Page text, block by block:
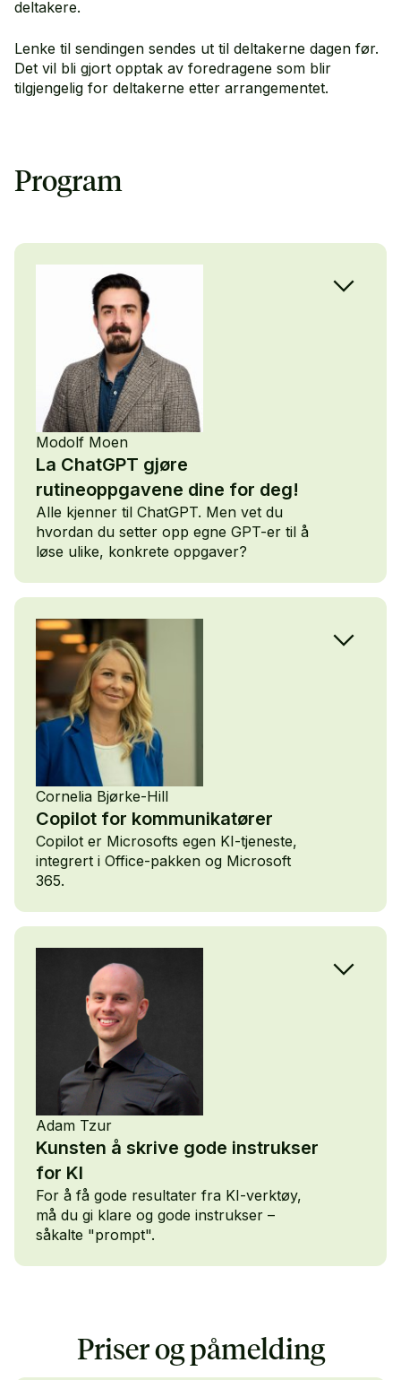
deltakere.
Lenke til sendingen sendes ut til deltakerne dagen før.
Det vil bli gjort opptak av foredragene som blir
tilgjengelig for deltakerne etter arrangementet.
Program
Modolf Moen
La ChatGPT gjøre
rutineoppgavene dine for deg!
Alle kjenner til ChatGPT. Men vet du
hvordan du setter opp egne GPT-er til å
løse ulike, konkrete oppgaver?
Modolf og hans
Inkludering i
NHO Service og
handel.
Cornelia Bjørke-Hill
Copilot for kommunikatører
Copilot er Microsofts egen KI-tjeneste,
integrert i Office-pakken og Microsoft
365.
Mulighetene er
Norge.
Adam Tzur
Kunsten å skrive gode instrukser
for KI
For å få gode resultater fra KI-verktøy,
må du gi klare og gode instrukser –
såkalte "prompt".
få mer ut av KI.
Rådene er
basert på
Priser og påmelding